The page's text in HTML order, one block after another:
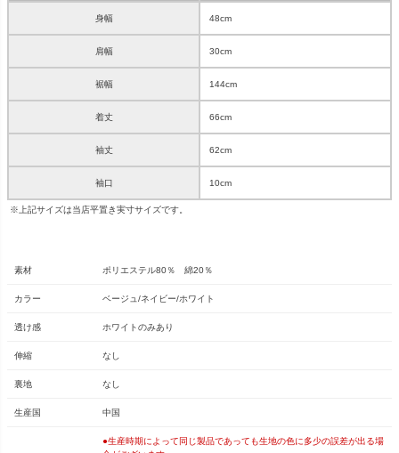
身幅 48cm
肩幅 30cm
裾幅 144cm
着丈 66cm
袖丈 62cm
袖口 10cm
※上記サイズは当店平置き実寸サイズです。
素材 ポリエステル80％ 綿20％
カラー ベージュ/ネイビー/ホワイト
透け感 ホワイトのみあり
伸縮 なし
裏地 なし
生産国 中国
●生産時期によって同じ製品であっても生地の色に多少の誤差が出る場